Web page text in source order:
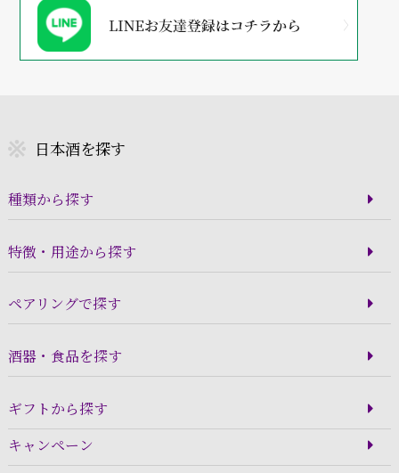
日本酒を探す
種類から探す
特徴・用途から探す
ペアリングで探す
酒器・食品を探す
ギフトから探す
キャンペーン